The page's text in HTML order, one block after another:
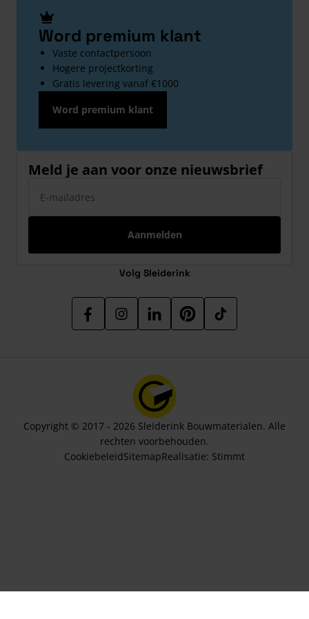
Word premium klant
Vaste contactpersoon
Hogere projectkorting
Gratis levering vanaf €1000
Word premium klant
Meld je aan voor onze nieuwsbrief
Aanmelden
Volg Sleiderink
Copyright © 2017 - 2026 Sleiderink Bouwmaterialen. Alle
rechten voorbehouden.
CookiebeleidSitemapRealisatie: Stimmt